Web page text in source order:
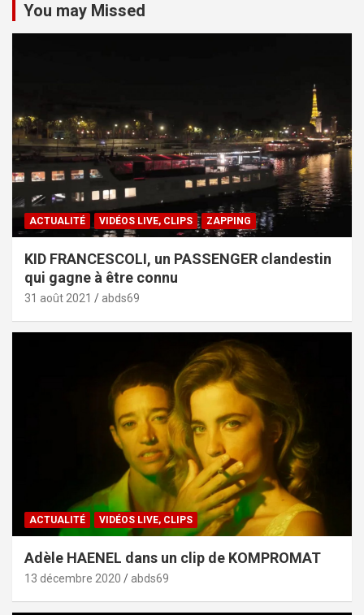
You may Missed
ACTUALITÉ VIDÉOS LIVE, CLIPS ZAPPING
KID FRANCESCOLI, un PASSENGER clandestin
qui gagne à être connu
31 août 2021 abds69
ACTUALITÉ VIDÉOS LIVE, CLIPS
Adèle HAENEL dans un clip de KOMPROMAT
13 décembre 2020 abds69